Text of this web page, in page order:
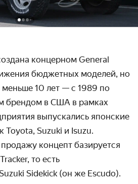
концерном General
бюджетных моделей, но
10 лет — с 1989 по
брендом в США в рамках
выпускались японские
Toyota, Suzuki и Isuzu.
концепт базируется
то есть
Sidekick (он же Escudo).